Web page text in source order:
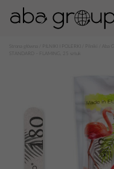
PILNIKI I POLERKI Pilniki
/ Aba
STANDARD – FLAMING, 25 sztuk